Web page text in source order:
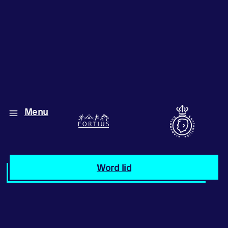
Menu
Word lid
onder één dak
Motiveer jezelf